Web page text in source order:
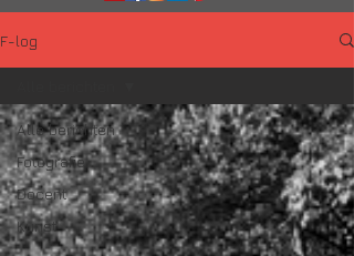
F-log
Alle berichten
Fotografie
Docent
Kunst